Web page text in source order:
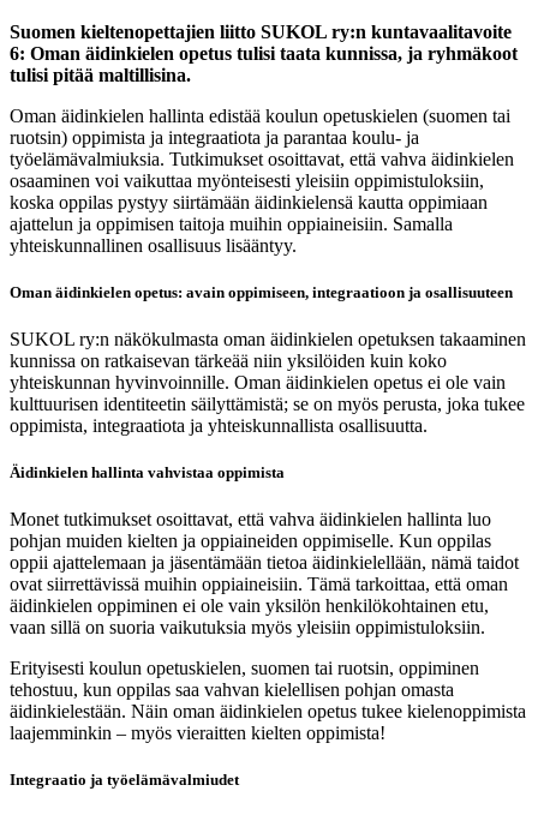
Suomen kieltenopettajien liitto SUKOL ry:n kuntavaalitavoite
6: Oman äidinkielen opetus tulisi taata kunnissa, ja ryhmäkoot
tulisi pitää maltillisina.
Oman äidinkielen hallinta edistää koulun opetuskielen (suomen tai
ruotsin) oppimista ja integraatiota ja parantaa koulu- ja
työelämävalmiuksia. Tutkimukset osoittavat, että vahva äidinkielen
osaaminen voi vaikuttaa myönteisesti yleisiin oppimistuloksiin,
koska oppilas pystyy siirtämään äidinkielensä kautta oppimiaan
ajattelun ja oppimisen taitoja muihin oppiaineisiin. Samalla
yhteiskunnallinen osallisuus lisääntyy.
Oman äidinkielen opetus: avain oppimiseen, integraatioon ja osallisuuteen
SUKOL ry:n näkökulmasta oman äidinkielen opetuksen takaaminen
kunnissa on ratkaisevan tärkeää niin yksilöiden kuin koko
yhteiskunnan hyvinvoinnille. Oman äidinkielen opetus ei ole vain
kulttuurisen identiteetin säilyttämistä; se on myös perusta, joka tukee
oppimista, integraatiota ja yhteiskunnallista osallisuutta.
Äidinkielen hallinta vahvistaa oppimista
Monet tutkimukset osoittavat, että vahva äidinkielen hallinta luo
pohjan muiden kielten ja oppiaineiden oppimiselle. Kun oppilas
oppii ajattelemaan ja jäsentämään tietoa äidinkielellään, nämä taidot
ovat siirrettävissä muihin oppiaineisiin. Tämä tarkoittaa, että oman
äidinkielen oppiminen ei ole vain yksilön henkilökohtainen etu,
vaan sillä on suoria vaikutuksia myös yleisiin oppimistuloksiin.
Erityisesti koulun opetuskielen, suomen tai ruotsin, oppiminen
tehostuu, kun oppilas saa vahvan kielellisen pohjan omasta
äidinkielestään. Näin oman äidinkielen opetus tukee kielenoppimista
laajemminkin – myös vieraitten kielten oppimista!
Integraatio ja työelämävalmiudet